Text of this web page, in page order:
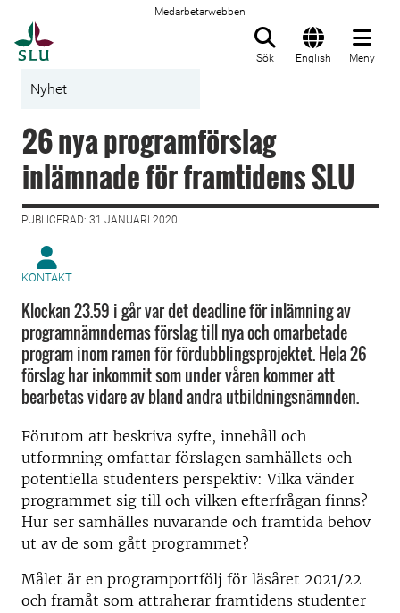
Medarbetarwebben
Sök English Meny
Nyhet
26 nya programförslag
inlämnade för framtidens SLU
PUBLICERAD: 31 JANUARI 2020
KONTAKT
Klockan 23.59 i går var det deadline för inlämning av
programnämndernas förslag till nya och omarbetade
program inom ramen för fördubblingsprojektet. Hela 26
förslag har inkommit som under våren kommer att
bearbetas vidare av bland andra utbildningsnämnden.
Förutom att beskriva syfte, innehåll och
utformning omfattar förslagen samhällets och
potentiella studenters perspektiv: Vilka vänder
programmet sig till och vilken efterfrågan finns?
Hur ser samhälles nuvarande och framtida behov
ut av de som gått programmet?
Målet är en programportfölj för läsåret 2021/22
och framåt som attraherar framtidens studenter